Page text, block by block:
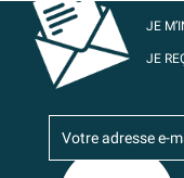
JE
JE